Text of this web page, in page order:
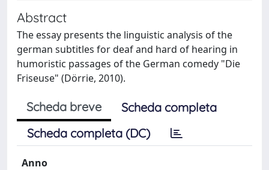
Abstract
The essay presents the linguistic analysis of the
german subtitles for deaf and hard of hearing in
humoristic passages of the German comedy "Die
Friseuse" (Dörrie, 2010).
Scheda breve
Scheda completa
Scheda completa (DC)
Anno